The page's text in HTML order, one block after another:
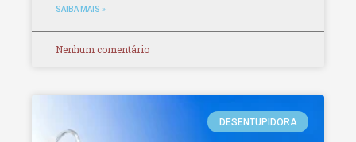
SAIBA MAIS »
Nenhum comentário
DESENTUPIDORA